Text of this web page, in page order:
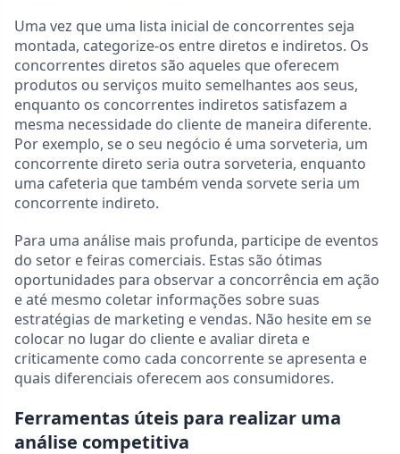
Uma vez que uma lista inicial de concorrentes seja
montada, categorize-os entre diretos e indiretos. Os
concorrentes diretos são aqueles que oferecem
produtos ou serviços muito semelhantes aos seus,
enquanto os concorrentes indiretos satisfazem a
mesma necessidade do cliente de maneira diferente.
Por exemplo, se o seu negócio é uma sorveteria, um
concorrente direto seria outra sorveteria, enquanto
uma cafeteria que também venda sorvete seria um
concorrente indireto.
Para uma análise mais profunda, participe de eventos
do setor e feiras comerciais. Estas são ótimas
oportunidades para observar a concorrência em ação
e até mesmo coletar informações sobre suas
estratégias de marketing e vendas. Não hesite em se
colocar no lugar do cliente e avaliar direta e
criticamente como cada concorrente se apresenta e
quais diferenciais oferecem aos consumidores.
Ferramentas úteis para realizar uma
análise competitiva